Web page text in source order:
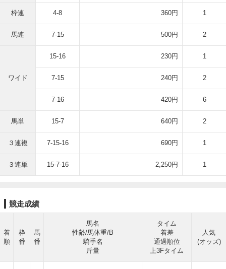
枠連 4-8 360円 1
馬連 7-15 500円 2
ワイド
15-16 230円 1
7-15 240円 2
7-16 420円 6
馬単 15-7 640円 2
３連複 7-15-16 690円 1
３連単 15-7-16 2,250円 1
競走成績
着
順
枠
番
馬
番
馬名
性齢/馬体重/B
騎手名
斤量
タイム
着差
通過順位
上3Fタイム
人気
(オッズ)